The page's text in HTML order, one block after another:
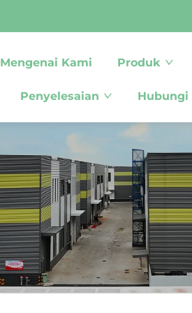
Mengenai Kami Produk
Penyelesaian Hubungi